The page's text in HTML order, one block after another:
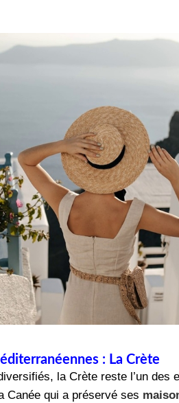
: La Crète
la Crète reste l’un des
Canée qui a préservé ses